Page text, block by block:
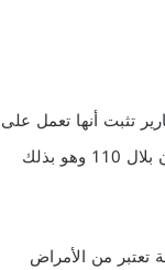
تثبت أنها تعمل على
إنقاص الوزن من 20 إلى 40 كيلو، ولكن فى مصر هناك حالات قامت بإنقاص 70 كيلو و80 وأخيرا كان بلال 110 وهو بذلك
السمنة تعتبر من الأمراض